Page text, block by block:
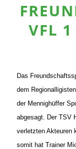
VFL
Das
dem
der Mennighüffer
abgesagt. Der TSV
verletzten Akteuren
somit hat Trainer